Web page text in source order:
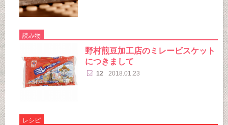
読み物
野村煎豆加工店のミレービスケット
につきまして
12 2018.01.23
レシピ